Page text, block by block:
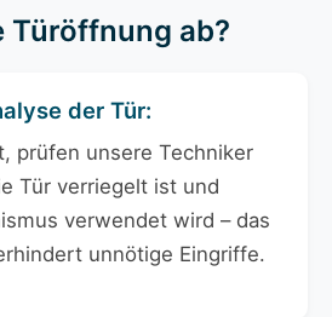
Türöffnung ab?
der Tür:
prüfen unsere Techniker
Tür verriegelt ist und
verwendet wird – das
unnötige Eingriffe.